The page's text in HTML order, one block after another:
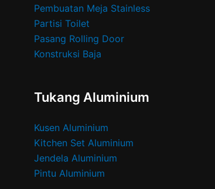
Pembuatan Meja Stainless
Partisi Toilet
Pasang Rolling Door
Konstruksi Baja
Tukang Aluminium
Kusen Aluminium
Kitchen Set Aluminium
Jendela Aluminium
Pintu Aluminium